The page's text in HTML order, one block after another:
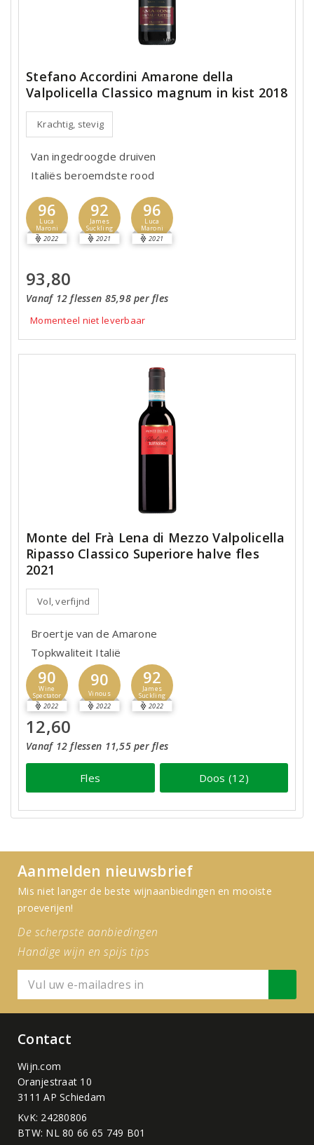
Stefano Accordini Amarone della
Valpolicella Classico magnum in kist 2018
Krachtig, stevig
Van ingedroogde druiven
Italiës beroemdste rood
96
Luca
Maroni
2022
92
James
Suckling
2021
96
Luca
Maroni
2021
93,80
Vanaf 12 flessen 85,98 per fles
Momenteel niet leverbaar
Monte del Frà Lena di Mezzo Valpolicella
Ripasso Classico Superiore halve fles
2021
Vol, verfijnd
Broertje van de Amarone
Topkwaliteit Italië
90
Wine
Spectator
2022
90
Vinous
2022
92
James
Suckling
2022
12,60
Vanaf 12 flessen 11,55 per fles
Fles Doos (12)
Aanmelden nieuwsbrief
Mis niet langer de beste wijnaanbiedingen en mooiste
proeverijen!
De scherpste aanbiedingen
Handige wijn en spijs tips
Contact
Wijn.com
Oranjestraat 10
3111 AP Schiedam
KvK: 24280806
BTW: NL 80 66 65 749 B01